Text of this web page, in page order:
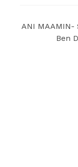
ANI MAAMIN-
Ben